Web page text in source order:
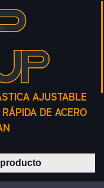
AJUSTABLE
DE ACERO